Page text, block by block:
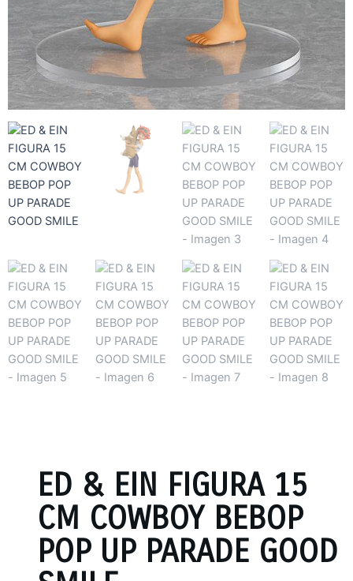
ED & EIN FIGURA 15
CM COWBOY BEBOP
POP UP PARADE GOOD